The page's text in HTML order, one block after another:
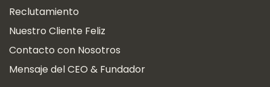
Reclutamiento
Nuestro Cliente Feliz
Contacto con Nosotros
Mensaje del CEO & Fundador